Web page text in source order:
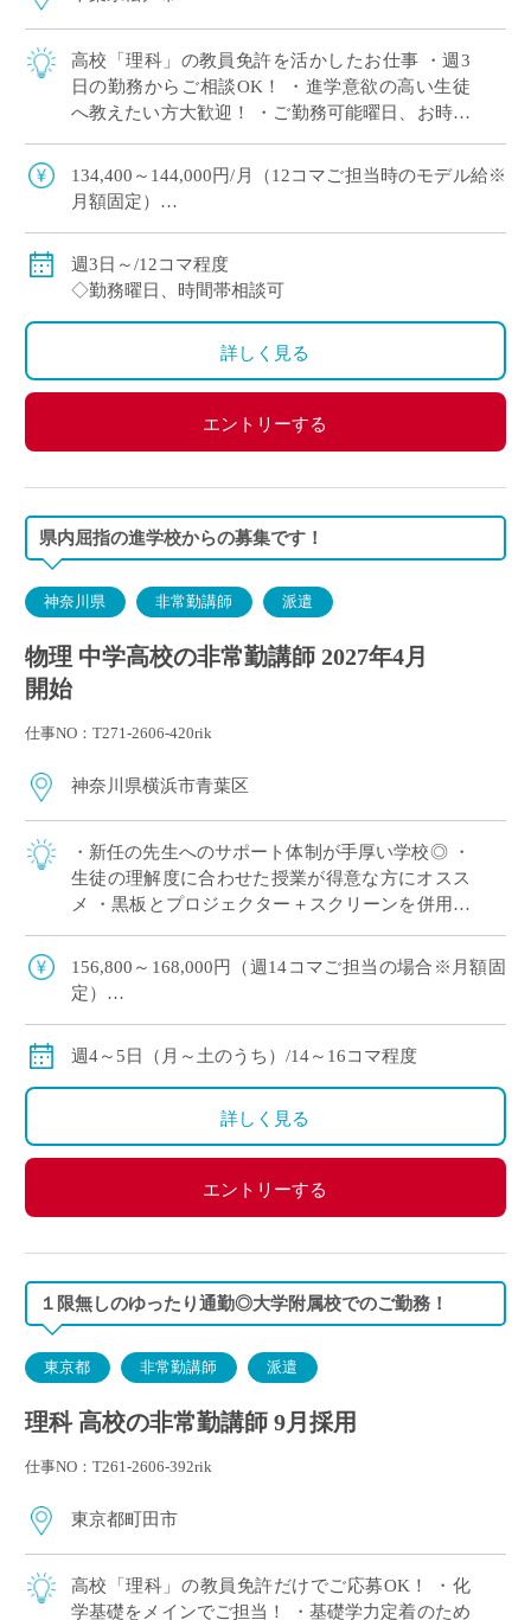
高校「理科」の教員免許を活かしたお仕事 ・週3
日の勤務からご相談OK！ ・進学意欲の高い生徒
へ教えたい方大歓迎！ ・ご勤務可能曜日、お時間
134,400～144,000円/月（12コマご担当時のモデル給※
月額固定）
◇交通費別途支給
週3日～/12コマ程度
◇勤務曜日、時間帯相談可
詳しく見る
エントリーする
県内屈指の進学校からの募集です！
神奈川県 非常勤講師 派遣
物理 中学高校の非常勤講師 2027年4月
開始
仕事NO：T271-2606-420rik
神奈川県横浜市青葉区
・新任の先生へのサポート体制が手厚い学校◎ ・
生徒の理解度に合わせた授業が得意な方にオスス
メ ・黒板とプロジェクター＋スクリーンを併用し
務中！ ＜こんな方からのご応募 […]
156,800～168,000円（週14コマご担当の場合※月額固
定）
定）
ご指導経験により決定
週4～5日（月～土のうち）/14～16コマ程度
詳しく見る
エントリーする
１限無しのゆったり通勤◎大学附属校でのご勤務！
東京都 非常勤講師 派遣
理科 高校の非常勤講師 9月採用
仕事NO：T261-2606-392rik
東京都町田市
高校「理科」の教員免許だけでご応募OK！ ・化
学基礎をメインでご担当！ ・基礎学力定着のため